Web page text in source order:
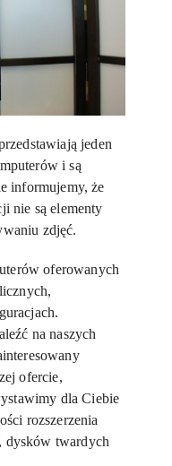
jeden
i są
informujemy, że
nie są elementy
zdjęć.
oferowanych
na naszych
ofercie,
dla Ciebie
rozszerzenia
dysków twardych